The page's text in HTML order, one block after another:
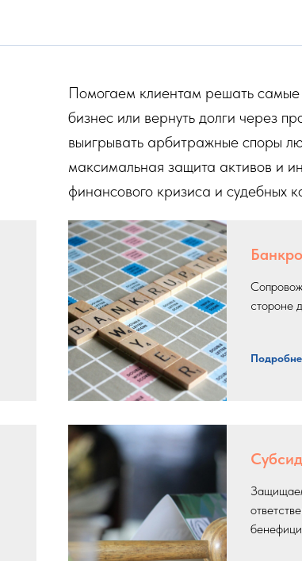
Помогаем клиентам решать
бизнес или вернуть долги через
выигрывать арбитражные споры
максимальная защита активов и
финансового кризиса и судебных
стороне